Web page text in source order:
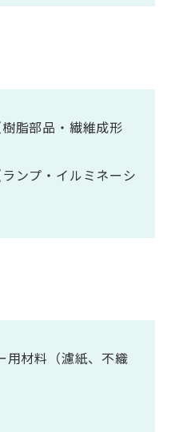
脂部品・繊維成形
ンプ・イルミネーシ
用材料（濾紙、不織